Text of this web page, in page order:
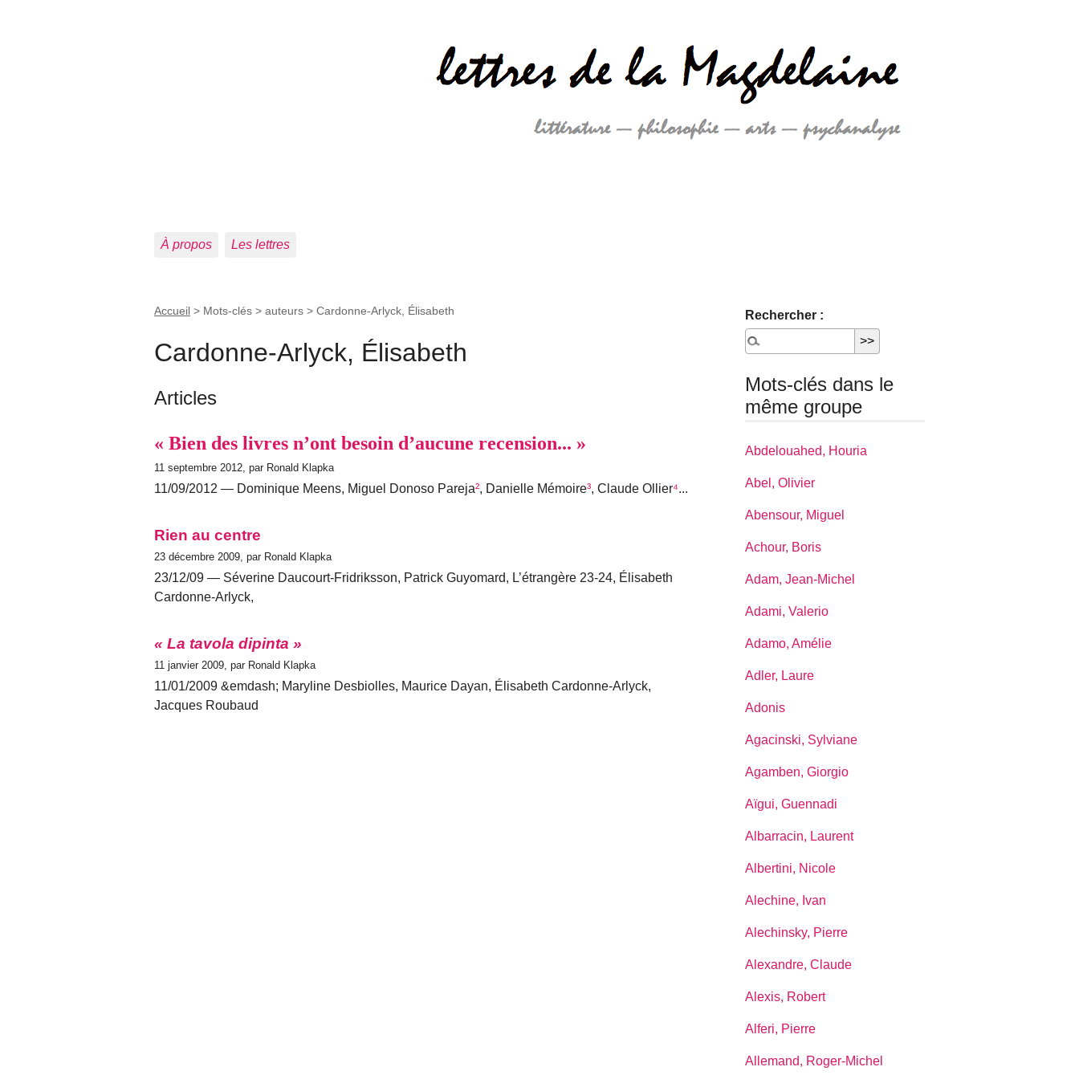
À propos Les lettres
Accueil > Mots-clés > auteurs > Cardonne-Arlyck, Élisabeth
Cardonne-Arlyck, Élisabeth
Articles
« Bien des livres n’ont besoin d’aucune recension... »
11 septembre 2012, par Ronald Klapka
11/09/2012 — Dominique Meens, Miguel Donoso Pareja², Danielle Mémoire³, Claude Ollier⁴...
Rien au centre
23 décembre 2009, par Ronald Klapka
23/12/09 — Séverine Daucourt-Fridriksson, Patrick Guyomard, L’étrangère 23-24, Élisabeth
Cardonne-Arlyck,
« La tavola dipinta »
11 janvier 2009, par Ronald Klapka
11/01/2009 &emdash; Maryline Desbiolles, Maurice Dayan, Élisabeth Cardonne-Arlyck,
Jacques Roubaud
Rechercher :
Mots-clés dans le
même groupe
Abdelouahed, Houria
Abel, Olivier
Abensour, Miguel
Achour, Boris
Adam, Jean-Michel
Adami, Valerio
Adamo, Amélie
Adler, Laure
Adonis
Agacinski, Sylviane
Agamben, Giorgio
Aïgui, Guennadi
Albarracin, Laurent
Albertini, Nicole
Alechine, Ivan
Alechinsky, Pierre
Alexandre, Claude
Alexis, Robert
Alferi, Pierre
Allemand, Roger-Michel